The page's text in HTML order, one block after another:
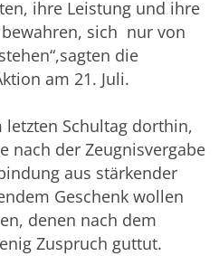
ihre Leistung und ihre
sich nur von
die
am 21. Juli.
letzten Schultag dorthin,
nach der Zeugnisvergabe
aus stärkender
Geschenk wollen
denen nach dem
Zuspruch guttut.